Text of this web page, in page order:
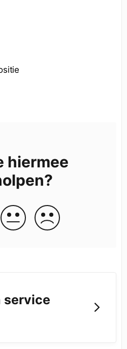
hiermee
service